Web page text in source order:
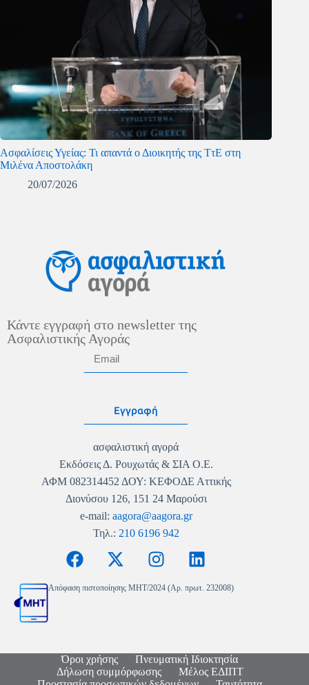
Ασφαλίσεις Υγείας: Τι απαντά ο Διοικητής της ΤτΕ στη
Μιλένα Αποστολάκη
20/07/2026
Κάντε εγγραφή στο newsletter της
Ασφαλιστικής Αγοράς
Εγγραφή
ασφαλιστική αγορά
Εκδόσεις Δ. Ρουχωτάς & ΣΙΑ Ο.Ε.
ΑΦΜ 082314452 ΔΟΥ: ΚΕΦΟΔΕ Αττικής
Διονύσου 126, 151 24 Μαρούσι
e-mail: aagora@aagora.gr
Τηλ.: 210 6196 942
Απόφαση πιστοποίησης MHT/2024 (Αρ. πρωτ. 232008)
Όροι χρήσης
Πνευματική Ιδιοκτησία
Δήλωση συμμόρφωσης
Μέλος ΕΔΙΠΤ